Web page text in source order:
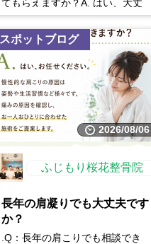
てもらえますか？A. はい、大丈
夫です！湿布は痛みを和らげる効
果はありますが、原...
スポットブログ
2026/08/06
ふじもり桜花整骨院
長年の肩凝りでも大丈夫です
か？
.Q：長年の肩こりでも相談でき